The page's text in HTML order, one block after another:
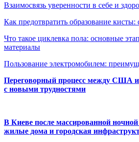
Взаимосвязь уверенности в себе и
Как предотвратить образование
Что такое циклевка пола: основные
материалы
Пользование электромобилем:
Переговорный процесс между США
с новыми трудностями
В Киеве после массированной
жилые дома и городская